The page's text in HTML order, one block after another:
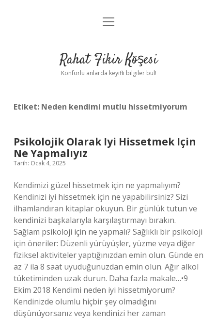
Anasayfa
Yasal Uyarı
menüyü
Rahat Fikir Köşesi
Konforlu anlarda keyifli bilgiler bul!
Etiket: Neden kendimi mutlu hissetmiyorum
Psikolojik Olarak Iyi Hissetmek Için
Ne Yapmalıyız
Tarih: Ocak 4, 2025
Kendimizi güzel hissetmek için ne yapmalıyım?
Kendinizi iyi hissetmek için ne yapabilirsiniz? Sizi
ilhamlandıran kitaplar okuyun. Bir günlük tutun ve
kendinizi başkalarıyla karşılaştırmayı bırakın.
Sağlam psikoloji için ne yapmalı? Sağlıklı bir psikoloji
için öneriler: Düzenli yürüyüşler, yüzme veya diğer
fiziksel aktiviteler yaptığınızdan emin olun. Günde en
az 7 ila 8 saat uyuduğunuzdan emin olun. Ağır alkol
tüketiminden uzak durun. Daha fazla makale…•9
Ekim 2018 Kendimi neden iyi hissetmiyorum?
Kendinizde olumlu hiçbir şey olmadığını
düşünüyorsanız veya kendinizi her zaman